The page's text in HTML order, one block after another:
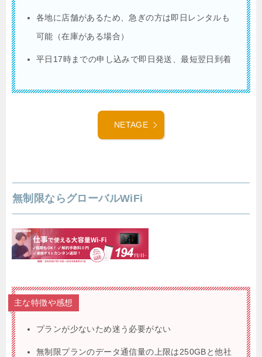
各地に店舗があるため、急ぎの方は即日レンタルも
可能（在庫がある場合）
平日17時までの申し込みで即日発送、最短翌日到着
NETAGE
無制限ならグローバルWiFi
主な特徴や感想
プランが少ないため迷う必要がない
無制限プランのデータ通信量の上限は250GBと他社